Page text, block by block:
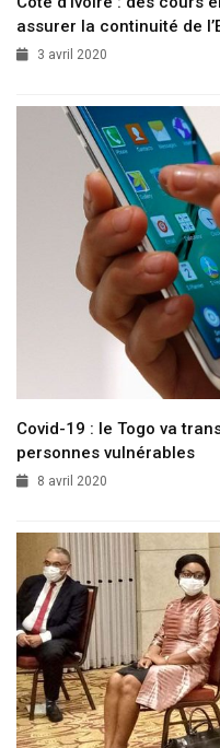
assurer la continuité de
3 avril 2020
Covid-19 : le Togo va
personnes vulnérables
8 avril 2020